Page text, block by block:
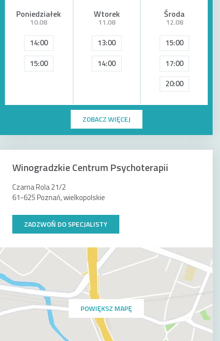
Poniedziałek
10.08
14:00
15:00
Wtorek
11.08
13:00
14:00
Środa
12.08
15:00
17:00
20:00
ZOBACZ WIĘCEJ
Winogradzkie Centrum Psychoterapii
Czarna Rola 21/2
61-625 Poznań, wielkopolskie
ZADZWOŃ DO SPECJALISTY
POWIĘKSZ MAPĘ